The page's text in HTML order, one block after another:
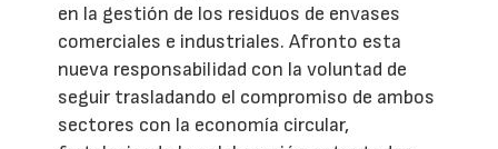
en la gestión de los residuos de envases
comerciales e industriales. Afronto esta
nueva responsabilidad con la voluntad de
seguir trasladando el compromiso de ambos
sectores con la economía circular,